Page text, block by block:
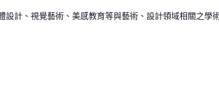
計、視覺藝術、美感教育等與藝術、設計領域相關之學